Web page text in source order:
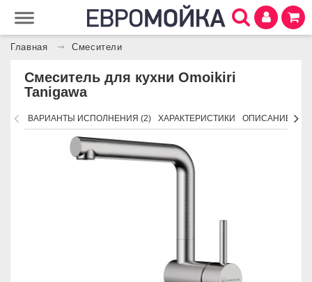
Главная Смесители
Смеситель для кухни Omoikiri
Tanigawa
ВАРИАНТЫ ИСПОЛНЕНИЯ (2) ХАРАКТЕРИСТИКИ ОПИСАНИЕ